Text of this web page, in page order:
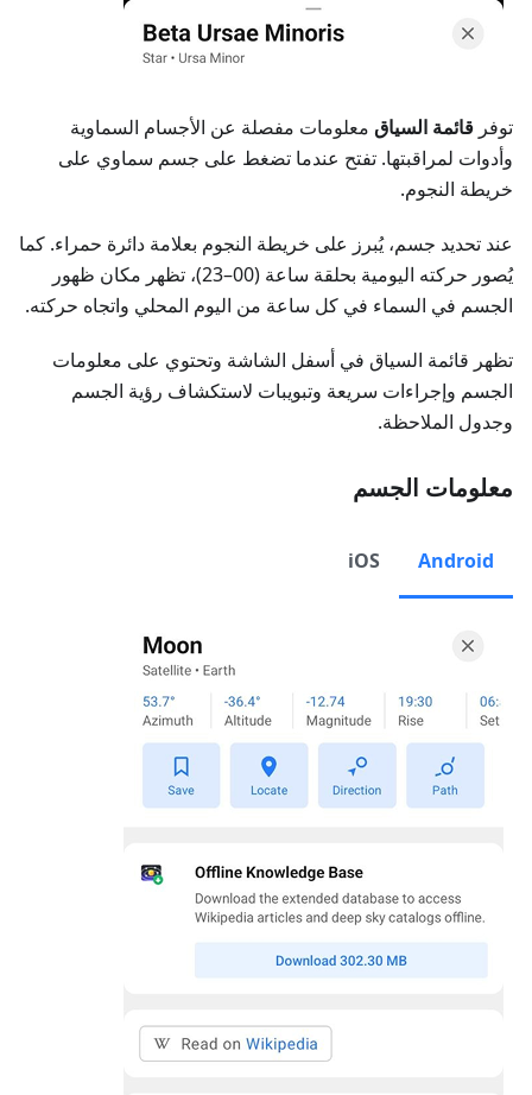
توفر قائمة السياق معلومات مفصلة عن الأجسام السماوية
وأدوات لمراقبتها. تفتح عندما تضغط على جسم سماوي على
خريطة النجوم.
عند تحديد جسم، يُبرز على خريطة النجوم بعلامة دائرة حمراء. كما
يُصور حركته اليومية بحلقة ساعة (00–23)، تظهر مكان ظهور
الجسم في السماء في كل ساعة من اليوم المحلي واتجاه حركته.
تظهر قائمة السياق في أسفل الشاشة وتحتوي على معلومات
الجسم وإجراءات سريعة وتبويبات لاستكشاف رؤية الجسم
وجدول الملاحظة.
معلومات الجسم
Android
iOS